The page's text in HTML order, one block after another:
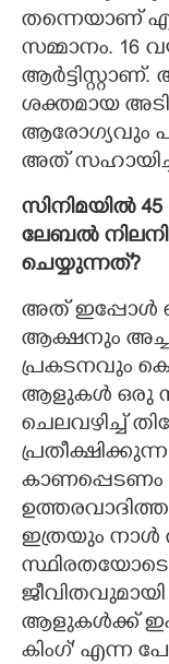
തന്നെയാണ്
സമ്മാനം.
ശക്തമായ
ആരോഗ്യവും
അത്
സിനിമയിൽ
ലേബൽ
ചെയ്യുന്നത്?
അത് ഇപ്പോൾ
ആക്ഷനും
പ്രകടനവും
ആളുകൾ ഒരു
ചെലവഴിച്ച്
ഇത്രയും
ആളുകൾക്ക്
കിംഗ്' എന്ന